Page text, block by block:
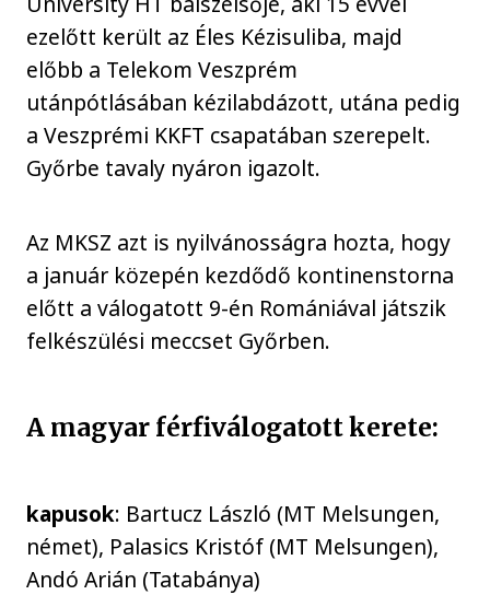
ezelőtt került az Éles Kézisuliba, majd
előbb a Telekom Veszprém
utánpótlásában kézilabdázott, utána pedig
a Veszprémi KKFT csapatában szerepelt.
Győrbe tavaly nyáron igazolt.
Az MKSZ azt is nyilvánosságra hozta, hogy
a január közepén kezdődő kontinenstorna
előtt a válogatott 9-én Romániával játszik
felkészülési meccset Győrben.
A magyar férfiválogatott kerete:
kapusok: Bartucz László (MT Melsungen,
német), Palasics Kristóf (MT Melsungen),
Andó Arián (Tatabánya)